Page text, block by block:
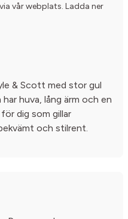
vår webplats. Ladda ner
& Scott med stor gul
huva, lång ärm och en
dig som gillar
och stilrent.